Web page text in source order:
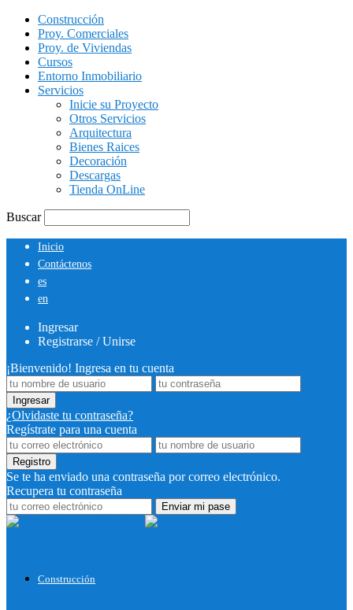
Construcción
Proy. Comerciales
Proy. de Viviendas
Cursos
Entorno Inmobiliario
Servicios
Inicie su Proyecto
Otros Servicios
Arquitectura
Bienes Raices
Decoración
Descargas
Tienda OnLine
Buscar
Inicio
Contáctenos
es
en
Ingresar
Registrarse / Unirse
¡Bienvenido! Ingresa en tu cuenta
¿Olvidaste tu contraseña?
Regístrate para una cuenta
Se te ha enviado una contraseña por correo electrónico.
Recupera tu contraseña
Construcción